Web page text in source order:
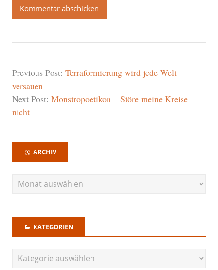
Previous Post: Terraformierung wird jede Welt
versauen
Next Post: Monstropoetikon – Störe meine Kreise
nicht
ARCHIV
KATEGORIEN